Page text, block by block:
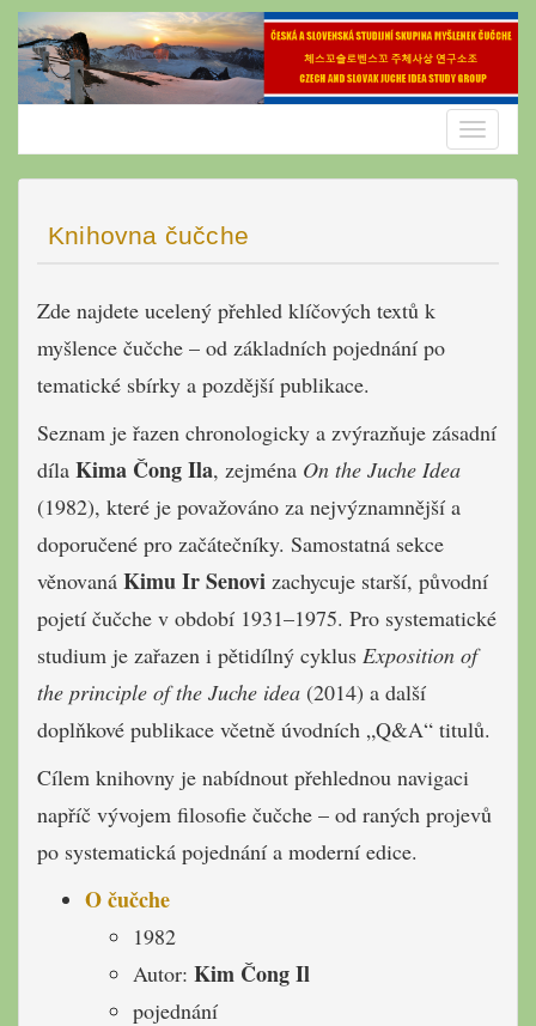
Skip
content
Toggle
Knihovna čučche
Zde najdete ucelený přehled klíčových textů k
myšlence čučche – od základních pojednání po
tematické sbírky a pozdější publikace.
Seznam je řazen chronologicky a zvýrazňuje zásadní
díla Kima Čong Ila, zejména On the Juche Idea
(1982), které je považováno za nejvýznamnější a
doporučené pro začátečníky. Samostatná sekce
věnovaná Kimu Ir Senovi zachycuje starší, původní
pojetí čučche v období 1931–1975. Pro systematické
studium je zařazen i pětidílný cyklus Exposition of
the principle of the Juche idea (2014) a další
doplňkové publikace včetně úvodních „Q&A“ titulů.
Cílem knihovny je nabídnout přehlednou navigaci
napříč vývojem filosofie čučche – od raných projevů
po systematická pojednání a moderní edice.
O čučche
1982
Autor: Kim Čong Il
pojednání